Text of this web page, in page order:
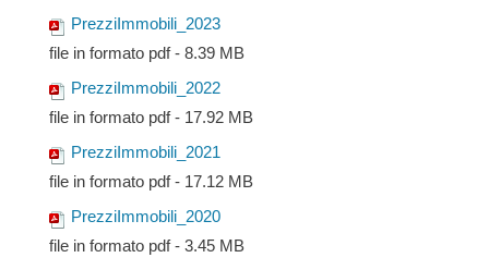
PrezziImmobili_2023
file in formato pdf - 8.39 MB
PrezziImmobili_2022
file in formato pdf - 17.92 MB
PrezziImmobili_2021
file in formato pdf - 17.12 MB
PrezziImmobili_2020
file in formato pdf - 3.45 MB